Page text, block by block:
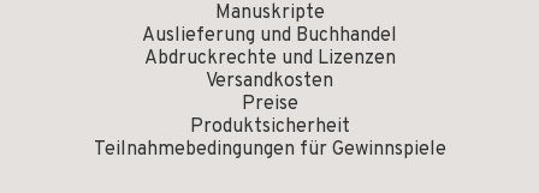
Manuskripte
Auslieferung und Buchhandel
Abdruckrechte und Lizenzen
Versandkosten
Preise
Produktsicherheit
Teilnahmebedingungen für Gewinnspiele